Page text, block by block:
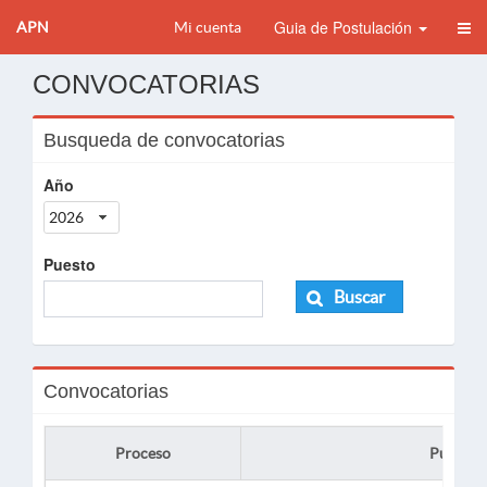
APN Mi cuenta Guia de Postulación
CONVOCATORIAS
Busqueda de convocatorias
Año
2026
Puesto
Buscar
Convocatorias
Proceso Puesto